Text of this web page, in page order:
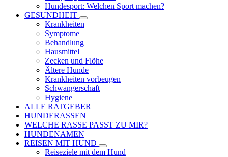
Hundesport: Welchen Sport machen?
GESUNDHEIT
Krankheiten
Symptome
Behandlung
Hausmittel
Zecken und Flöhe
Ältere Hunde
Krankheiten vorbeugen
Schwangerschaft
Hygiene
ALLE RATGEBER
HUNDERASSEN
WELCHE RASSE PASST ZU MIR?
HUNDENAMEN
REISEN MIT HUND
Reiseziele mit dem Hund